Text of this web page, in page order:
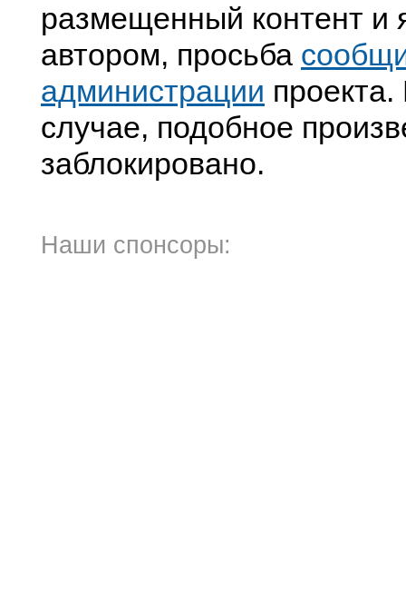
размещенный контент и
автором, просьба
администрации
случае, подобное
заблокировано.
Наши спонсоры: